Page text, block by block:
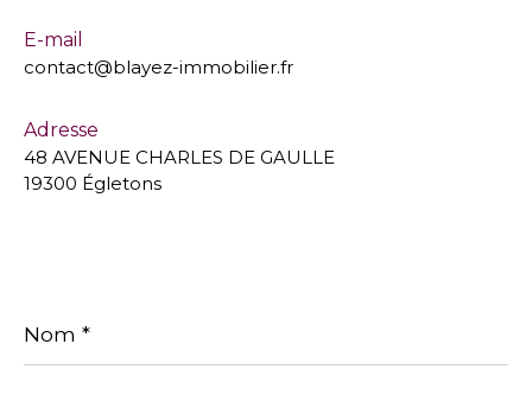
E-mail
contact@blayez-immobilier.fr
Adresse
48 AVENUE CHARLES DE GAULLE
19300 Égletons
*